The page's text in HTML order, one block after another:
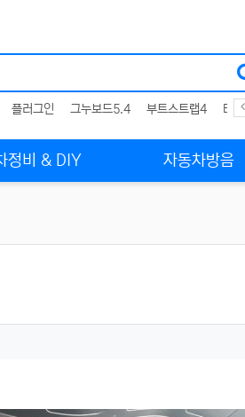
플러그인 그누보드5.4 부트스트랩4 테마
정비 & DIY 자동차방음